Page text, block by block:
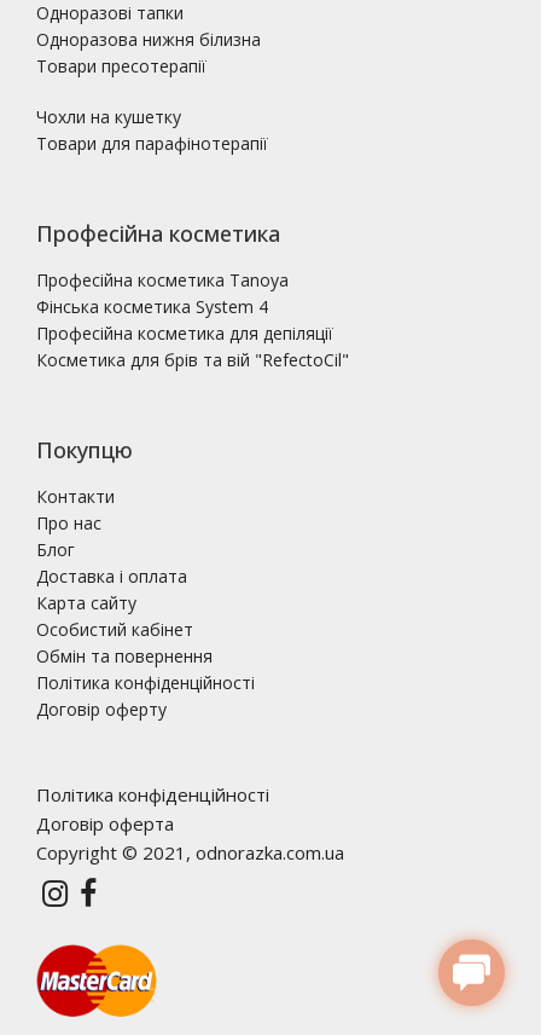
Одноразові тапки
Одноразова нижня білизна
Товари пресотерапії
Чохли на кушетку
Товари для парафінотерапії
Професійна косметика
Професійна косметика Tanoya
Фінська косметика System 4
Професійна косметика для депіляції
Косметика для брів та вій "RefectoCil"
Покупцю
Контакти
Про нас
Блог
Доставка і оплата
Карта сайту
Особистий кабінет
Обмін та повернення
Політика конфіденційності
Договір оферту
Політика конфіденційності
Договір оферта
Copyright © 2021, odnorazka.com.ua